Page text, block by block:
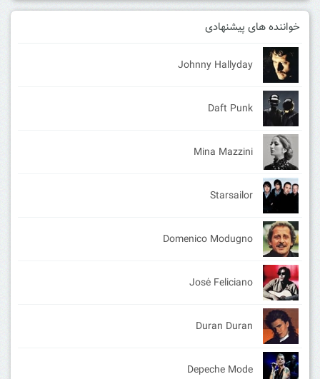
خواننده های پیشنهادی
Johnny Hallyday
Daft Punk
Mina Mazzini
Starsailor
Domenico Modugno
José Feliciano
Duran Duran
Depeche Mode